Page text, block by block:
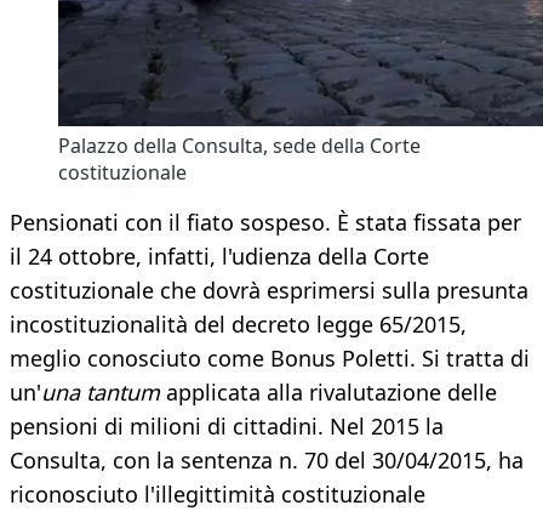
Palazzo della Consulta, sede della Corte
costituzionale
Pensionati con il fiato sospeso. È stata fissata per
il 24 ottobre, infatti, l'udienza della Corte
costituzionale che dovrà esprimersi sulla presunta
incostituzionalità del decreto legge 65/2015,
meglio conosciuto come Bonus Poletti. Si tratta di
un'una tantumapplicata alla rivalutazione delle
pensioni di milioni di cittadini. Nel 2015 la
Consulta, con la sentenza n. 70 del 30/04/2015, ha
riconosciuto l'illegittimità costituzionale